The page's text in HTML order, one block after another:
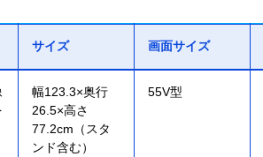
サイズ 画面サイズ
幅123.3×奥行
26.5×高さ
77.2cm（スタ
ンド含む）
55V型